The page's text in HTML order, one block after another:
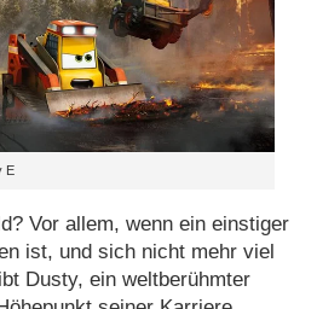
E
Vor allem, wenn ein einstiger
ist, und sich nicht mehr viel
Dusty, ein weltberühmter